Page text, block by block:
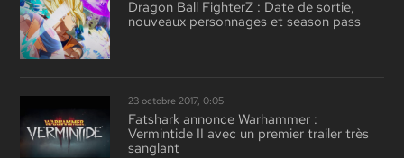
Dragon Ball FighterZ : Date de sortie,
nouveaux personnages et season pass
23 octobre 2017, 0:05
Fatshark annonce Warhammer :
Vermintide II avec un premier trailer très
sanglant